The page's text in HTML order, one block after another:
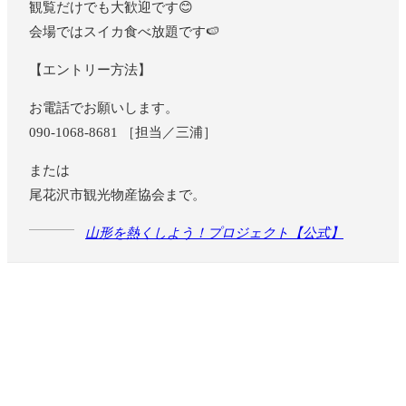
観覧だけでも大歓迎です😊
会場ではスイカ食べ放題です🍉
【エントリー方法】
お電話でお願いします。
090-1068-8681 ［担当／三浦］
または
尾花沢市観光物産協会まで。
山形を熱くしよう！プロジェクト【公式】